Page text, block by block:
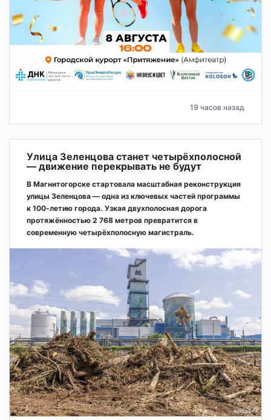
19 часов назад
Улица Зеленцова станет четырёхполосной
— движение перекрывать не будут
В Магнитогорске стартовала масштабная реконструкция
улицы Зеленцова — одна из ключевых частей программы
к 100-летию города. Узкая двухполосная дорога
протяжённостью 2 768 метров превратится в
современную четырёхполосную магистраль.